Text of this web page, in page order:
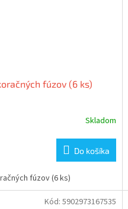
fúzov (6 ks)
Skladom
Do košíka
fúzov (6 ks)
Kód: 5902973167535